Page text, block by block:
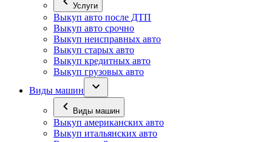
Услуги
Выкуп авто после ДТП
Выкуп авто срочно
Выкуп неисправных авто
Выкуп старых авто
Выкуп кредитных авто
Выкуп грузовых авто
Виды машин
Виды машин
Выкуп американских авто
Выкуп итальянских авто